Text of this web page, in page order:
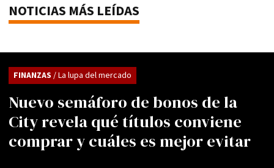
NOTICIAS MÁS LEÍDAS
Nuevo semáforo de bonos de la
City revela qué títulos conviene
comprar y cuáles es mejor evitar
FINANZAS / La lupa del mercado